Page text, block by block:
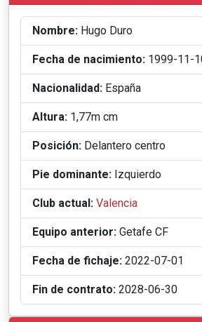
Nombre: Hugo Duro
Fecha de nacimiento: 1999-11-
Nacionalidad: España
Altura: 1,77m cm
Posición: Delantero centro
Pie dominante: Izquierdo
Club actual: Valencia
Equipo anterior: Getafe CF
Fecha de fichaje: 2022-07-01
Fin de contrato: 2028-06-30